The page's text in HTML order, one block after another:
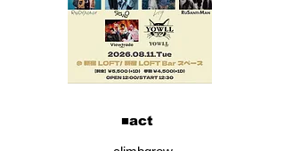
​■act